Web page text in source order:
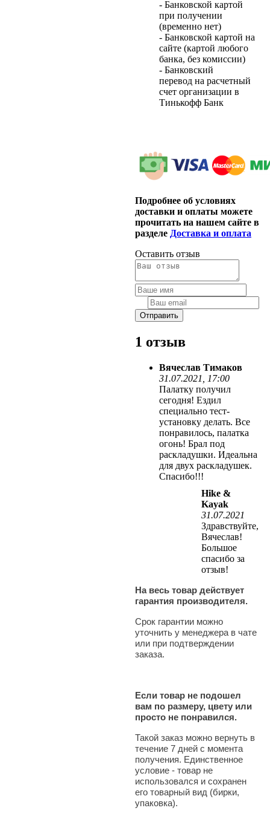
- Банковской картой
при получении
(временно нет)
- Банковской картой на
сайте (картой любого
банка, без комиссии)
- Банковский
перевод на расчетный
счет организации в
Тинькофф Банк
Подробнее об условиях
доставки и оплаты можете
прочитать на нашем сайте в
разделе Доставка и оплата
Оставить отзыв
1 отзыв
Вячеслав Тимаков
31.07.2021, 17:00
Палатку получил
сегодня! Ездил
специально тест-
установку делать. Все
понравилось, палатка
огонь! Брал под
раскладушки. Идеальна
для двух раскладушек.
Спасибо!!!
Hike &
Kayak
31.07.2021
Здравствуйте,
Вячеслав!
Большое
спасибо за
отзыв!
На весь товар действует
гарантия производителя.
Срок гарантии можно
уточнить у менеджера в чате
или при подтверждении
заказа.
Если товар не подошел
вам по размеру, цвету или
просто не понравился.
Такой заказ можно вернуть в
течение 7 дней с момента
получения. Единственное
условие - товар не
использовался и сохранен
его товарный вид (бирки,
упаковка).